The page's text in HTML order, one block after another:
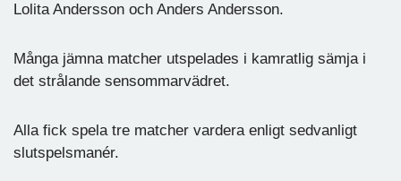
Lolita Andersson och Anders Andersson.
Många jämna matcher utspelades i kamratlig sämja i
det strålande sensommarvädret.
Alla fick spela tre matcher vardera enligt sedvanligt
slutspelsmanér.